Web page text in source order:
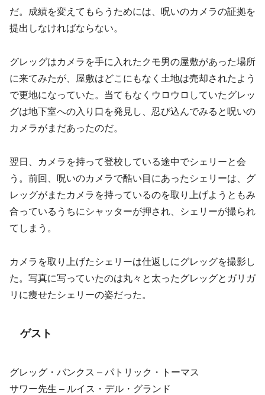
だ。成績を変えてもらうためには、呪いのカメラの証拠を
提出しなければならない。
グレッグはカメラを手に入れたクモ男の屋敷があった場所
に来てみたが、屋敷はどこにもなく土地は売却されたよう
で更地になっていた。当てもなくウロウロしていたグレッ
グは地下室への入り口を発見し、忍び込んでみると呪いの
カメラがまだあったのだ。
翌日、カメラを持って登校している途中でシェリーと会
う。前回、呪いのカメラで酷い目にあったシェリーは、グ
レッグがまたカメラを持っているのを取り上げようともみ
合っているうちにシャッターが押され、シェリーが撮られ
てしまう。
カメラを取り上げたシェリーは仕返しにグレッグを撮影し
た。写真に写っていたのは丸々と太ったグレッグとガリガ
リに痩せたシェリーの姿だった。
ゲスト
グレッグ・バンクス – パトリック・トーマス
サワー先生 – ルイス・デル・グランド